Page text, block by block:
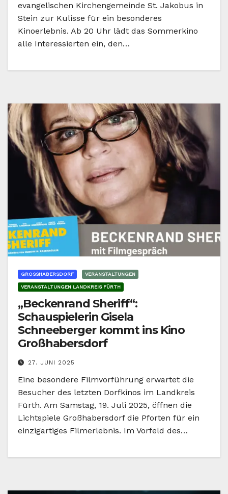
evangelischen Kirchengemeinde St. Jakobus in
Stein zur Kulisse für ein besonderes
Kinoerlebnis. Ab 20 Uhr lädt das Sommerkino
alle Interessierten ein, den…
GROSSHABERSDORF VERANSTALTUNGEN
VERANSTALTUNGEN LANDKREIS FÜRTH
„Beckenrand Sheriff“:
Schauspielerin Gisela
Schneeberger kommt ins Kino
Großhabersdorf
27. JUNI 2025
Eine besondere Filmvorführung erwartet die
Besucher des letzten Dorfkinos im Landkreis
Fürth. Am Samstag, 19. Juli 2025, öffnen die
Lichtspiele Großhabersdorf die Pforten für ein
einzigartiges Filmerlebnis. Im Vorfeld des…